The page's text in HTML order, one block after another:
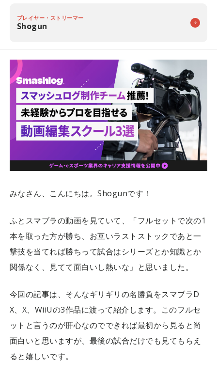
プレイヤー・ストリーマー
Shogun
みなさん、こんにちは。Shogunです！
ふとスマブラの動画を見ていて、「フルセットで次の1
本を取った方が勝ち、お互いラストストックであと一
撃技を当てれば勝ちって試合はシリーズとか知識とか
関係なく、見てて面白いし熱いな」と思いました。
今回の記事は、そんなギリギリの名勝負をスマブラD
X、X、WiiUの3作品に渡って紹介します。このフルセ
ットと言うのが肝心なのでできれば最初から見ると尚
面白いと思いますが、最後の試合だけでも見てもらえ
ると嬉しいです。